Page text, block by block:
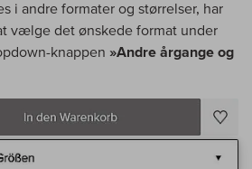
i andre formater og størrelser, har
vælge det ønskede format under
knappen »Andre årgange og